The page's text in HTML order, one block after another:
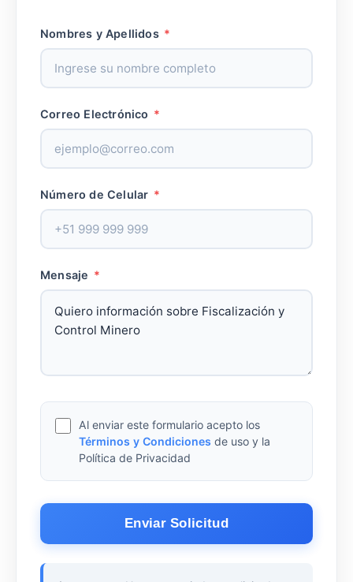
Nombres y Apellidos *
Correo Electrónico *
Número de Celular *
Mensaje *
Al enviar este formulario acepto los
Términos y Condiciones de uso y la
Política de Privacidad
Enviar Solicitud